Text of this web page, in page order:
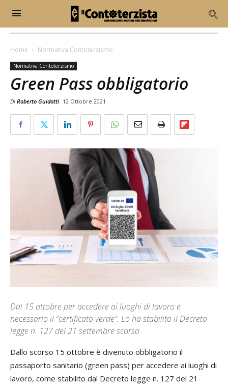
Home Normativa Contoterzismo
Normativa Contoterzismo
Green Pass obbligatorio
Di Roberto Guidotti 12 Ottobre 2021
Dal 15 ottobre per accedere ai luoghi di lavoro è
necessario il “certificato verde”. Lo ha stabilito il Decreto
legge n. 127 del 21 settembre scorso
Dallo scorso 15 ottobre è divenuto obbligatorio il
passaporto sanitario (green pass) per accedere ai luoghi di
lavoro, come stabilito dal Decreto legge n. 127 del 21